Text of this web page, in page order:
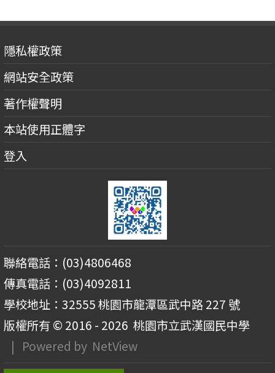
隱私權政策
網站安全政策
著作權聲明
本站使用正體字
登入
聯絡電話：(03)4806468
傳真電話：(03)4092811
學校地址：32555 桃園市龍潭區武中路 227 號
版權所有 © 2016 - 2026 桃園市立武漢國民中學
| Powered by NetView